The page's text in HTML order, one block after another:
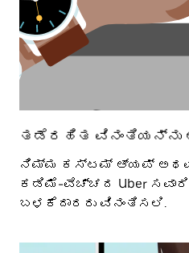
ತಡೆರಹಿತ ವಿನಂತಿಯನ್ನು
ನಿಮ್ಮ ಕಸ್ಟಮ್ ಆ್ಯಪ್
ಕಡಿಮೆ-ವೆಚ್ಚದ Uber
ಬಳಕೆದಾರರು ವಿನಂತಿಸಲಿ.